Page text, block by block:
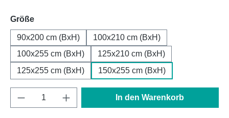
Größeauswählen
90x200 cm (BxH)
100x210 cm (BxH)
100x255 cm (BxH)
125x210 cm (BxH)
125x255 cm (BxH)
150x255 cm (BxH)
Produkt Anzahl: Gib den gewünschten
In den Warenkorb